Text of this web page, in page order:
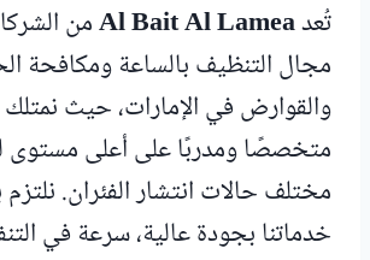
تُعدAl Bait Al Lameaمن
مجال التنظيف بالساعة ومكافحة
والقوارض في الإمارات، حيث نمتلك
متخصصًا ومدربًا على أعلى مستوى
مختلف حالات انتشار الفئران.
خدماتنا بجودة عالية، سرعة في